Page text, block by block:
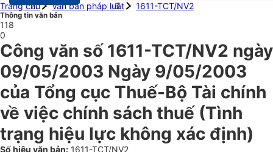
Trang chủ
Văn bản pháp luật 1611-TCT/NV2
Thông tin văn bản
118
0
Công văn số 1611-TCT/NV2 ngày
09/05/2003 Ngày 9/05/2003
của Tổng cục Thuế-Bộ Tài chính
về việc chính sách thuế (Tình
trạng hiệu lực không xác định)
Số hiệu văn bản: 1611-TCT/NV2